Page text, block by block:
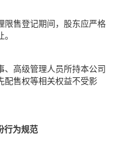
限售登记期间，股东应严格
高级管理人员所持本公司
配售权等相关权益不受影
为规范